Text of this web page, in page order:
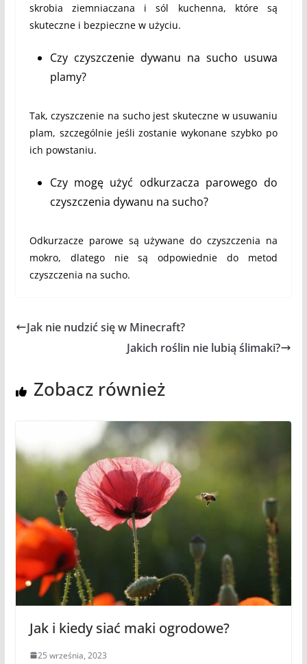
skrobia ziemniaczana i sól kuchenna, które są
skuteczne i bezpieczne w użyciu.
Czy czyszczenie dywanu na sucho usuwa
plamy?
Tak, czyszczenie na sucho jest skuteczne w usuwaniu
plam, szczególnie jeśli zostanie wykonane szybko po
ich powstaniu.
Czy mogę użyć odkurzacza parowego do
czyszczenia dywanu na sucho?
Odkurzacze parowe są używane do czyszczenia na
mokro, dlatego nie są odpowiednie do metod
czyszczenia na sucho.
Jak nie nudzić się w Minecraft?
Jakich roślin nie lubią ślimaki?
Zobacz również
Jak i kiedy siać maki ogrodowe?
25 września, 2023